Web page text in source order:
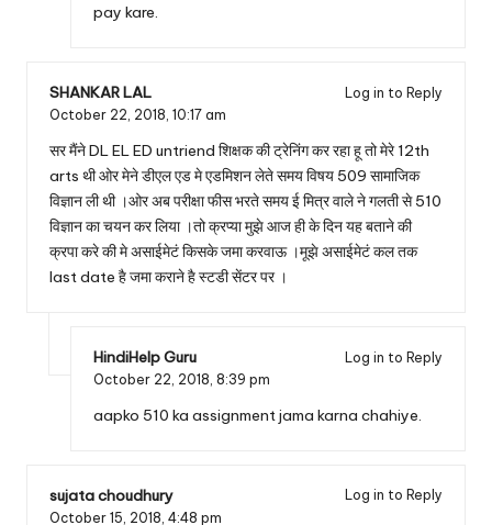
pay kare.
SHANKAR LAL
Log in to Reply
October 22, 2018, 10:17 am
सर मैंने DL EL ED untriend शिक्षक की ट्रेनिंग कर रहा हू तो मेरे 12th
arts थी ओर मेने डीएल एड मे एडमिशन लेते समय विषय 509 सामाजिक
विज्ञान ली थी ।ओर अब परीक्षा फीस भरते समय ई मित्र वाले ने गलती से 510
विज्ञान का चयन कर लिया ।तो क्रप्या मुझे आज ही के दिन यह बताने की
क्रपा करे की मे असाईमेटं किसके जमा करवाऊ ।मूझे असाईमेटं कल तक
last date है जमा कराने है स्टडी सेंटर पर ।
HindiHelp Guru
Log in to Reply
October 22, 2018, 8:39 pm
aapko 510 ka assignment jama karna chahiye.
sujata choudhury
Log in to Reply
October 15, 2018, 4:48 pm